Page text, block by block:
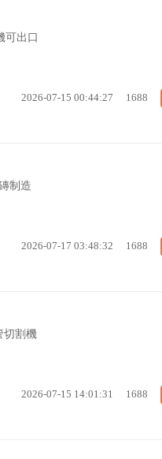
可出口
2026-07-15 00:44:27 1688
制造
2026-07-17 03:48:32 1688
切割機
2026-07-15 14:01:31 1688